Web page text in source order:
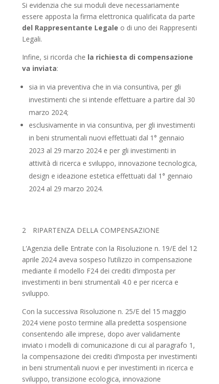
Si evidenzia che sui moduli deve necessariamente
essere apposta la firma elettronica qualificata da parte
del Rappresentante Legale o di uno dei Rappresenti
Legali.
Infine, si ricorda che la richiesta di compensazione
va inviata:
sia in via preventiva che in via consuntiva, per gli
investimenti che si intende effettuare a partire dal 30
marzo 2024;
esclusivamente in via consuntiva, per gli investimenti
in beni strumentali nuovi effettuati dal 1° gennaio
2023 al 29 marzo 2024 e per gli investimenti in
attività di ricerca e sviluppo, innovazione tecnologica,
design e ideazione estetica effettuati dal 1° gennaio
2024 al 29 marzo 2024.
2 RIPARTENZA DELLA COMPENSAZIONE
L’Agenzia delle Entrate con la Risoluzione n. 19/E del 12
aprile 2024 aveva sospeso l’utilizzo in compensazione
mediante il modello F24 dei crediti d’imposta per
investimenti in beni strumentali 4.0 e per ricerca e
sviluppo.
Con la successiva Risoluzione n. 25/E del 15 maggio
2024 viene posto termine alla predetta sospensione
consentendo alle imprese, dopo aver validamente
inviato i modelli di comunicazione di cui al paragrafo 1,
la compensazione dei crediti d’imposta per investimenti
in beni strumentali nuovi e per investimenti in ricerca e
sviluppo, transizione ecologica, innovazione